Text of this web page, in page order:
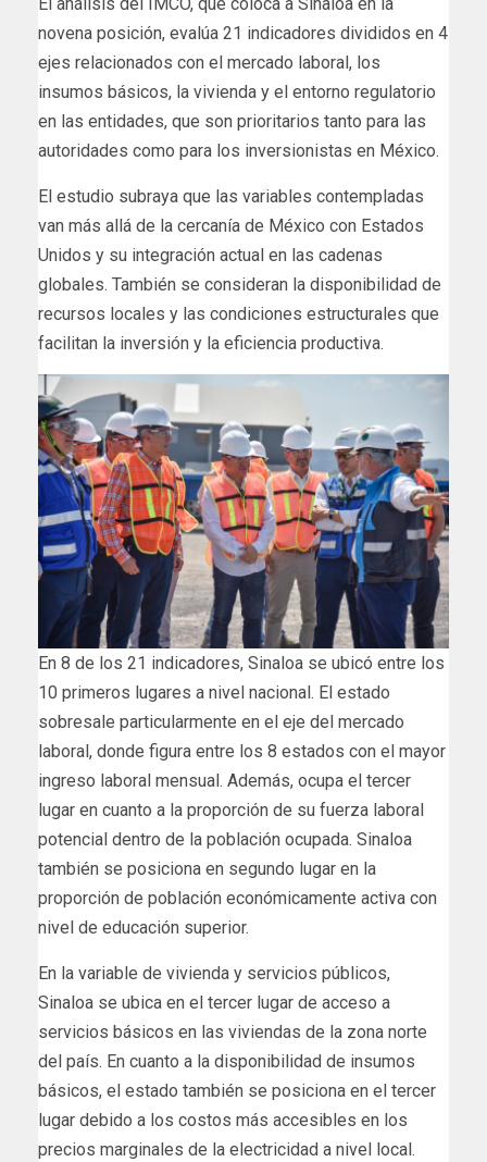
novena posición, evalúa 21 indicadores divididos en 4
ejes relacionados con el mercado laboral, los
insumos básicos, la vivienda y el entorno regulatorio
en las entidades, que son prioritarios tanto para las
autoridades como para los inversionistas en México.
El estudio subraya que las variables contempladas
van más allá de la cercanía de México con Estados
Unidos y su integración actual en las cadenas
globales. También se consideran la disponibilidad de
recursos locales y las condiciones estructurales que
facilitan la inversión y la eficiencia productiva.
En 8 de los 21 indicadores, Sinaloa se ubicó entre los
10 primeros lugares a nivel nacional. El estado
sobresale particularmente en el eje del mercado
laboral, donde figura entre los 8 estados con el mayor
ingreso laboral mensual. Además, ocupa el tercer
lugar en cuanto a la proporción de su fuerza laboral
potencial dentro de la población ocupada. Sinaloa
también se posiciona en segundo lugar en la
proporción de población económicamente activa con
nivel de educación superior.
En la variable de vivienda y servicios públicos,
Sinaloa se ubica en el tercer lugar de acceso a
servicios básicos en las viviendas de la zona norte
del país. En cuanto a la disponibilidad de insumos
básicos, el estado también se posiciona en el tercer
lugar debido a los costos más accesibles en los
precios marginales de la electricidad a nivel local.